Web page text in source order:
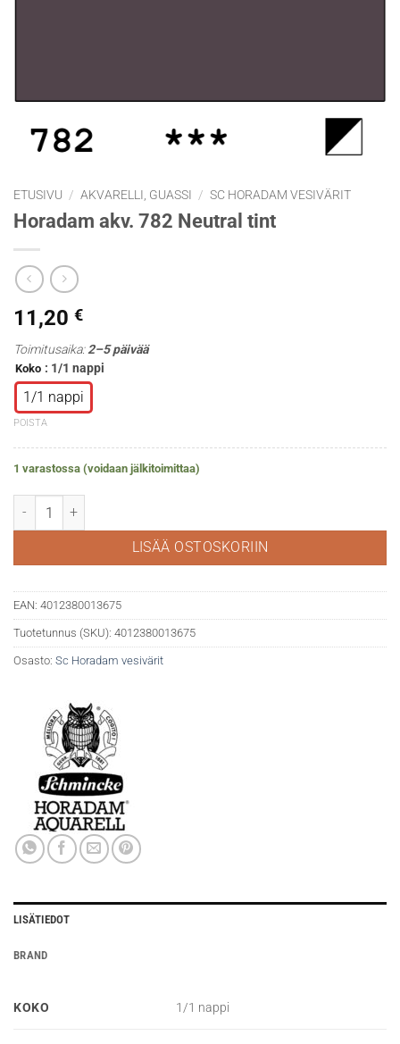
ETUSIVU / AKVARELLI, GUASSI / SC HORADAM VESIVÄRIT
Horadam akv. 782 Neutral tint
11,20 €
Toimitusaika:2–5 päivää
Koko : 1/1 nappi
1/1 nappi
POISTA
1 varastossa (voidaan jälkitoimittaa)
Horadam akv. 782 Neutral tint määrä
LISÄÄ OSTOSKORIIN
EAN: 4012380013675
Tuotetunnus (SKU): 4012380013675
Osasto: Sc Horadam vesivärit
LISÄTIEDOT
BRAND
KOKO 1/1 nappi